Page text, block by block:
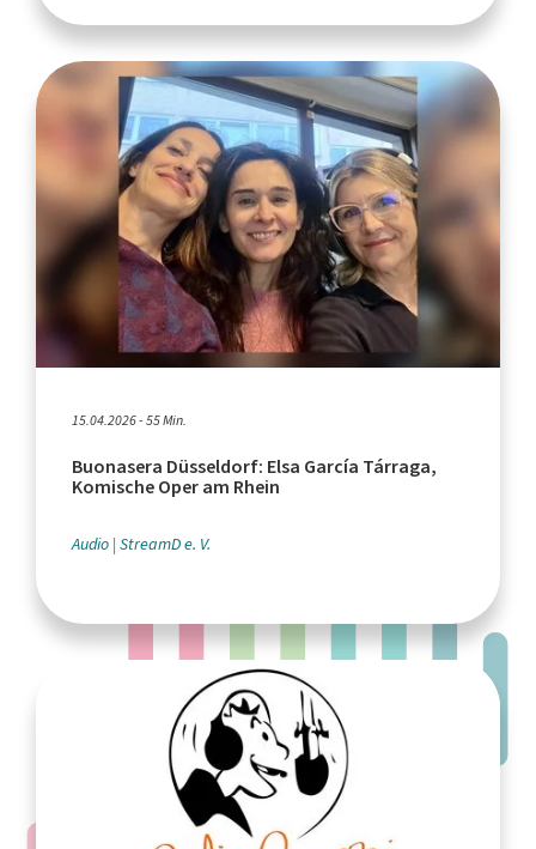
15.04.2026 - 55 Min.
Buonasera Düsseldorf: Elsa García Tárraga,
Komische Oper am Rhein
Audio StreamD e. V.